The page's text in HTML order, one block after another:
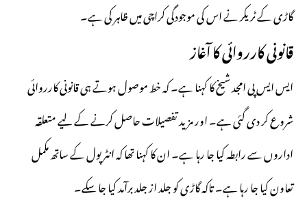
گاڑی کے ٹریکر نے اس کی موجودگی کراچی میں ظاہر کی ہے۔
قانونی کارروائی کا آغاز
ایس ایس پی امجد شیخ کا کہنا ہے۔ کہ خط موصول ہوتے ہی قانونی کارروائی
شروع کر دی گئی ہے۔ اور مزید تفصیلات حاصل کرنے کے لیے متعلقہ
اداروں سے رابطہ کیا جا رہا ہے۔ ان کا کہنا تھا کہ انٹرپول کے ساتھ مکمل
تعاون کیا جا رہا ہے۔ تاکہ گاڑی کو جلد از جلد برآمد کیا جا سکے۔